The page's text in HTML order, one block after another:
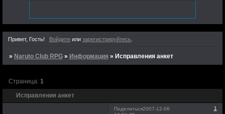
изменились,правда не
знаю в лучшую ли
сторону.Столько
времяни прошло,а я
все возвращаюсь
чем.Может в надежде
увидеть что-нибудь
новое или встретить
Привет, Гость! Войдитеили зарегистрируйтесь
» Naruto Club RPG » Информация » Исправления анкет
Исправления анкет
Страница: 1
Поделиться 1
2007-12-06